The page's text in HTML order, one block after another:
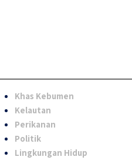
Khas Kebumen
Kelautan
Perikanan
Politik
Lingkungan Hidup